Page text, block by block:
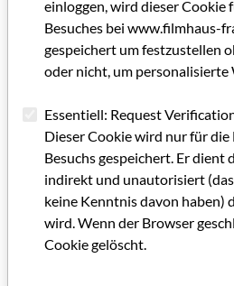
Editorial
Reform oder Reförmchen?
Handschrift
In memoriam Irene Trampler
Der Kiez ohne Peter Zingler
Walk of Fame auf dem
einloggen, wird dieser Cookie
Besuches bei www.filmhaus-
gespeichert um festzustellen
oder nicht, um personalisierte
Essentiell: Request
Dieser Cookie wird nur für
Besuchs gespeichert. Er dient
indirekt und unautorisiert
keine Kenntnis davon haben)
wird. Wenn der Browser
Cookie gelöscht.